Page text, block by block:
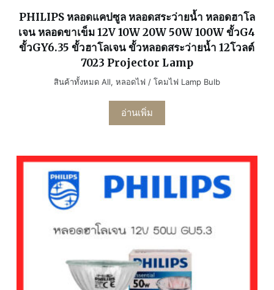
PHILIPS หลอดแคปซูล หลอดสระว่ายน้ำ หลอดฮาโล
เจน หลอดขาเข็ม 12V 10W 20W 50W 100W ขั้วG4
ขั้วGY6.35 ขั้วฮาโลเจน ขั้วหลอดสระว่ายน้ำ 12โวลต์
7023 Projector Lamp
สินค้าทั้งหมด All, หลอดไฟ / โคมไฟ Lamp Bulb
อ่านเพิ่ม